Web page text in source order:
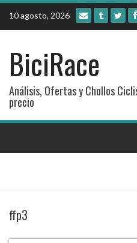
Skip
content
10 agosto, 2026
BiciRace
Análisis, Ofertas y Chollos
precio
ffp3